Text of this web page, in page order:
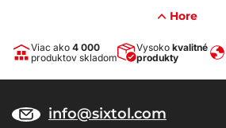
Hore
Viac ako 4 000
produktov skladom
Vysoko kvalitné
produkty
info@sixtol.com